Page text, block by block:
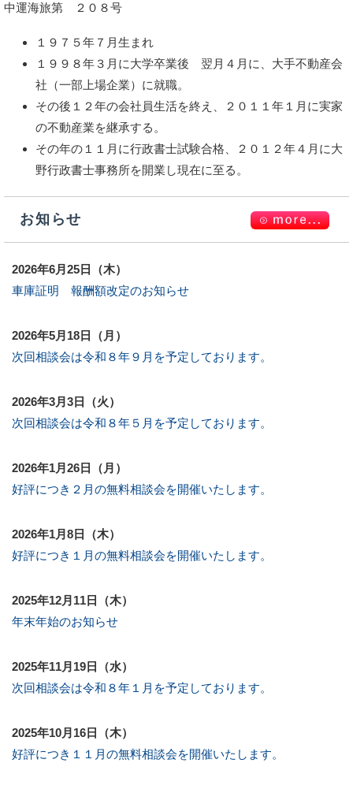
中運海旅第 ２０８号
１９７５年７月生まれ
１９９８年３月に大学卒業後 翌月４月に、大手不動産会
社（一部上場企業）に就職。
その後１２年の会社員生活を終え、２０１１年１月に実家
の不動産業を継承する。
その年の１１月に行政書士試験合格、２０１２年４月に大
野行政書士事務所を開業し現在に至る。
お知らせ
2026年6月25日（木）
車庫証明 報酬額改定のお知らせ
2026年5月18日（月）
次回相談会は令和８年９月を予定しております。
2026年3月3日（火）
次回相談会は令和８年５月を予定しております。
2026年1月26日（月）
好評につき２月の無料相談会を開催いたします。
2026年1月8日（木）
好評につき１月の無料相談会を開催いたします。
2025年12月11日（木）
年末年始のお知らせ
2025年11月19日（水）
次回相談会は令和８年１月を予定しております。
2025年10月16日（木）
好評につき１１月の無料相談会を開催いたします。